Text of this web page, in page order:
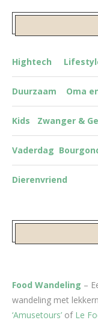
Hightech
Duurzaam Oma
Kids Zwanger &
Vaderdag
Dierenvriend
Food Wandeling –
wandeling met
‘Amusetours’ of Le